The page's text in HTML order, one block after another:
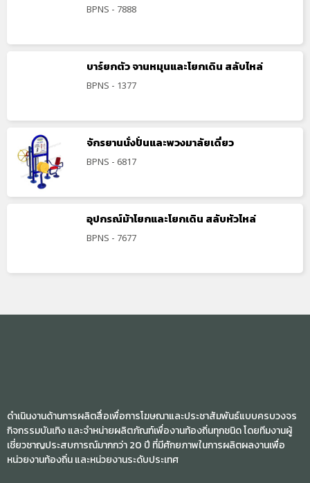
BPNS - 7888
บาร์ยกตัว จานหมุนและโยกเดิน สลับไหล่
BPNS - 1377
จักรยานนั่งปั่นและพวงมาลัยเดี่ยว
BPNS - 6817
อุปกรณ์ม้าโยกและโยกเดิน สลับหัวไหล่
BPNS - 7677
ดำเนินงานด้านการผลิตสื่อเพื่อการโฆษณาและประชาสัมพันธ์แบบครบวงจร
กิจกรรมบันเทิง และจำหน่ายผลิตภัณฑ์เพื่องานท้องถิ่นทุกชนิด โดยทีมงานผู้
เชี่ยวชาญประสบการณ์มากกว่า 20 ปี ที่มีศักยภาพในการผลิตผลงานเพื่อ
หน่วยงานท้องถิ่น และหน่วยงานระดับประเทศ